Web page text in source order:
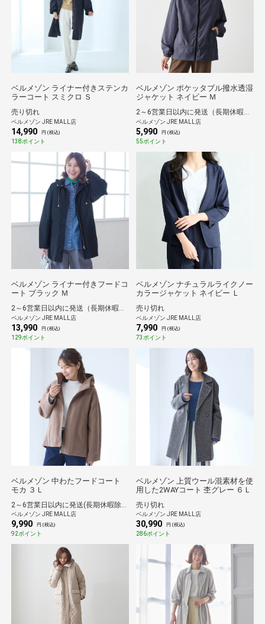
ベルメゾン ライナー付きステンカ
ラーコート スミクロ Ｓ
売り切れ
ベルメゾン JRE MALL店
14,990 円 (税込)
138ポイント
ベルメゾン ポケッタブル撥水透湿
ジャケット ネイビー Ｍ
2～6営業日以内に発送（長期休暇除く）
ベルメゾン JRE MALL店
5,990 円 (税込)
55ポイント
ベルメゾン ライナー付きフードコ
ート ブラック Ｍ
2～6営業日以内に発送（長期休暇除く）
ベルメゾン JRE MALL店
13,990 円 (税込)
129ポイント
ベルメゾン ナチュラルライクノー
カラージャケット ネイビー Ｌ
売り切れ
ベルメゾン JRE MALL店
7,990 円 (税込)
73ポイント
ベルメゾン 中わたフードコート
モカ ３Ｌ
ベルメゾン JRE MALL店
9,990 円 (税込)
92ポイント
ベルメゾン 上質ウール混素材を使
用した2WAYコート 杢グレー ６Ｌ
売り切れ
ベルメゾン JRE MALL店
30,990 円 (税込)
286ポイント